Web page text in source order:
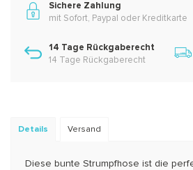
Sichere Zahlung
mit Sofort, Paypal oder Kreditkarte
14 Tage Rückgaberecht
14 Tage Rückgaberecht
Details Versand
Diese bunte Strumpfhose ist die